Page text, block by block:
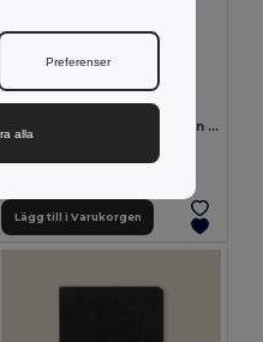
51.32 kr
SOUS Förkläde av återvunnen bomull
Lägg till i Varukorgen
Preferenser
alla